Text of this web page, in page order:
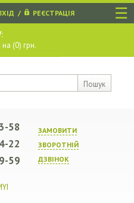
☰
Пошук
/ РЕЄСТРАЦІЯ
на (0) грн.
ЗАМОВИТИ
ЗВОРОТНIЙ
ДЗВIНОК
58
22
59